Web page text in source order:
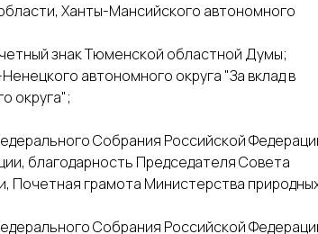
Ханты-Мансийского автономного
знак Тюменской областной Думы;
автономного округа "За вклад в
округа";
Собрания Российской
благодарность Председателя Совета
Почетная грамота Министерства
Собрания Российской